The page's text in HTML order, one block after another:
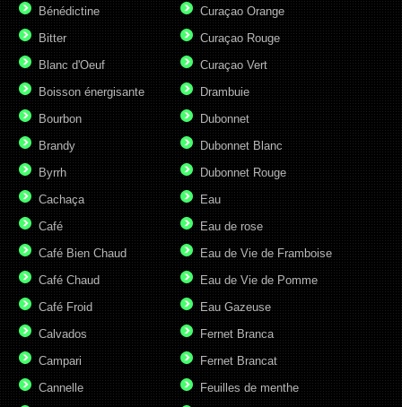
Bénédictine
Bitter
Blanc d'Oeuf
Boisson énergisante
Bourbon
Brandy
Byrrh
Cachaça
Café
Café Bien Chaud
Café Chaud
Café Froid
Calvados
Campari
Cannelle
Curaçao Orange
Curaçao Rouge
Curaçao Vert
Drambuie
Dubonnet
Dubonnet Blanc
Dubonnet Rouge
Eau
Eau de rose
Eau de Vie de Framboise
Eau de Vie de Pomme
Eau Gazeuse
Fernet Branca
Fernet Brancat
Feuilles de menthe